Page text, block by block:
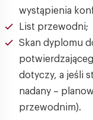
wystąpienia
List przewodni;
Skan dyplomu
dotyczy, a jeśli
nadany –
przewodnim).